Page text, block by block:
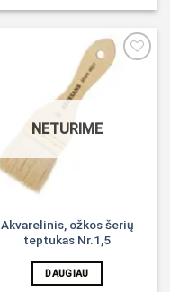
NETURIME
Akvarelinis, ožkos šerių
teptukas Nr.1,5
DAUGIAU